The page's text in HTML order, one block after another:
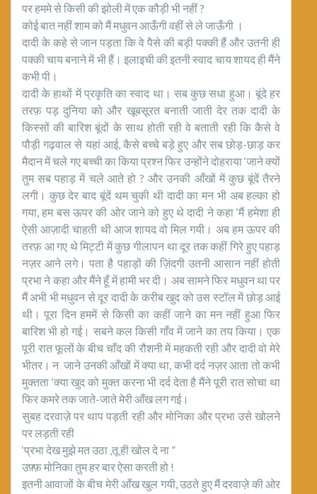
पर हममे से किसी की झोली में एक कौड़ी भी नहीं ?
कोई बात नहीं शाम को मैं मधुवन आऊँगी वहीं से ले जाऊँगी ।
दादी के कहे से जान पड़ता कि वे पैसे की बड़ी पक्की हैं और उतनी ही
पक्की चाय बनाने में भी हैं। इलाइची की इतनी स्वाद चाय शायद ही मैंने
कभी पी।
दादी के हाथों में प्रकृति का स्वाद था। सब कुछ सधा हुआ। बूंदे हर
तरफ़ पड़ दुनिया को और खूबसूरत बनाती जाती देर तक दादी के
किस्सों की बारिश बूंदों के साथ होती रही वे बताती रही कि कैसे वे
पौड़ी गढ़वाल से यहां आई, कैसे बच्चे बड़े हुए और सब छोड़-छाड़ कर
मैदान में चले गए बच्ची का किया प्रश्न फिर उन्होंने दोहराया ‘जाने क्यों
तुम सब पहाड़ में चले आते हो ? और उनकी आँखों में कुछ बूंदें तैरने
लगी। कुछ देर बाद बूंदें थम चुकी थी दादी का मन भी अब हल्का हो
गया, हम बस ऊपर की ओर जाने को हुए थे दादी ने कहा ‘मैं हमेशा ही
ऐसी आज़ादी चाहती थी आज शायद वो मिल गयी। अब हम ऊपर की
तरफ़ आ गए थे मिट्टी में कुछ गीलापन था दूर तक कहीं गिरे हुए पहाड़
नज़र आने लगे। पता है पहाड़ों की ज़िंदगी उतनी आसान नहीं होती
प्रभा ने कहा और मैंने हूँ में हामी भर दी। अब सामने फिर मधुवन था पर
मैं अभी भी मधुवन से दूर दादी के करीब खुद को उस स्टॉल में छोड़ आई
थी। पूरा दिन हममें से किसी का कहीं जाने का मन नहीं हुआ फिर
बारिश भी हो गई। सबने कल किसी गाँव में जाने का तय किया। एक
पूरी रात फूलों के बीच चाँद की रौशनी में महकती रही और दादी वो मेरे
भीतर। न जाने उनकी आँखों में क्या था, कभी दर्द नज़र आता तो कभी
मुक्तता ‘क्या खुद को मुक्त करना भी दर्द देता है मैंने पूरी रात सोचा था
फिर कमरे तक जाते-जाते मेरी आँख लग गई।
सुबह दरवाज़े पर थाप पड़ती रही और मोनिका और प्रभा उसे खोलने
पर लड़ती रही
‘प्रभा देख मुझे मत उठा ,तू ही खोल दे ना ”
उफ़्फ़ मोनिका तुम हर बार ऐसा करती हो !
इतनी आवाजों के बीच मेरी आँख खुल गयी, उठते हुए मैं दरवाज़े की ओर